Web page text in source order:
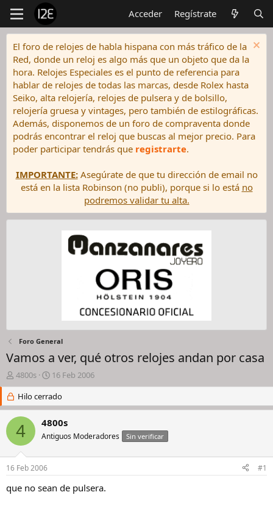
Acceder Regístrate
El foro de relojes de habla hispana con más tráfico de la
Red, donde un reloj es algo más que un objeto que da la
hora. Relojes Especiales es el punto de referencia para
hablar de relojes de todas las marcas, desde Rolex hasta
Seiko, alta relojería, relojes de pulsera y de bolsillo,
relojería gruesa y vintages, pero también de estilográficas.
Además, disponemos de un foro de compraventa donde
podrás encontrar el reloj que buscas al mejor precio. Para
poder participar tendrás que registrarte.
IMPORTANTE:Asegúrate de que tu dirección de email no
está en la lista Robinson (no publi), porque si lo está no
podremos validar tu alta.
Foro General
Vamos a ver, qué otros relojes andan por casa
I
n
c
i
a
o
d
e
l
4800s
F
e
c
h
a
d
e
i
c
i
16 Feb 2006
Hilo cerrado
4 4800s
Antiguos Moderadores Sin verificar
16 Feb 2006 #1
que no sean de pulsera.